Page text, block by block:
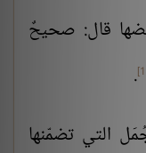
قال: صحيحٌ
.
التي تضمّنها